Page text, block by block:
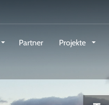
Partner Projekte